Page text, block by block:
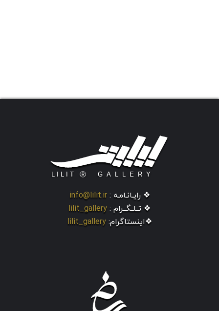
❖ رایـانـامـه : info@lilit.ir
❖ تــلــگــرام : lilit_gallery
❖اینستاگرام: lilit_gallery